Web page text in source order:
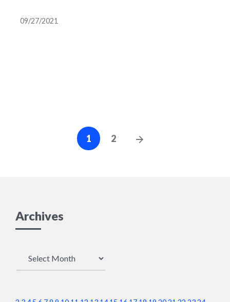
ィング」アプリ
09/27/2021
Posts
1 2
Archives